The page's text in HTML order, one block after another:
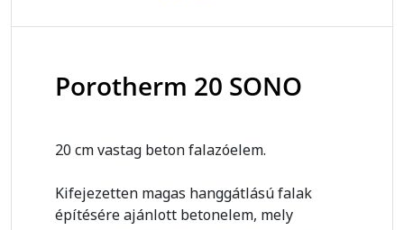
Porotherm 20 SONO
20 cm vastag beton falazóelem.
Kifejezetten magas hanggátlású falak
építésére ajánlott betonelem, mely